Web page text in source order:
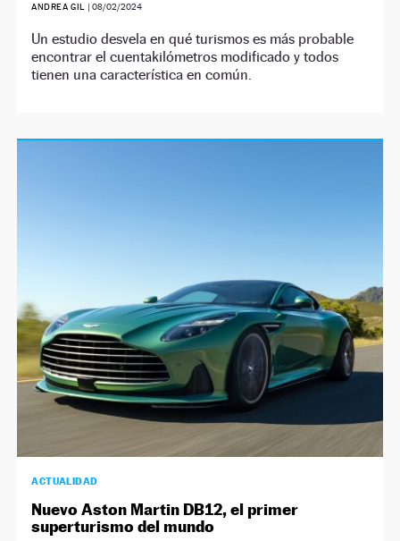
ANDREA GIL | 08/02/2024
Un estudio desvela en qué turismos es más probable
encontrar el cuentakilómetros modificado y todos
tienen una característica en común.
ACTUALIDAD
Nuevo Aston Martin DB12, el primer
superturismo del mundo